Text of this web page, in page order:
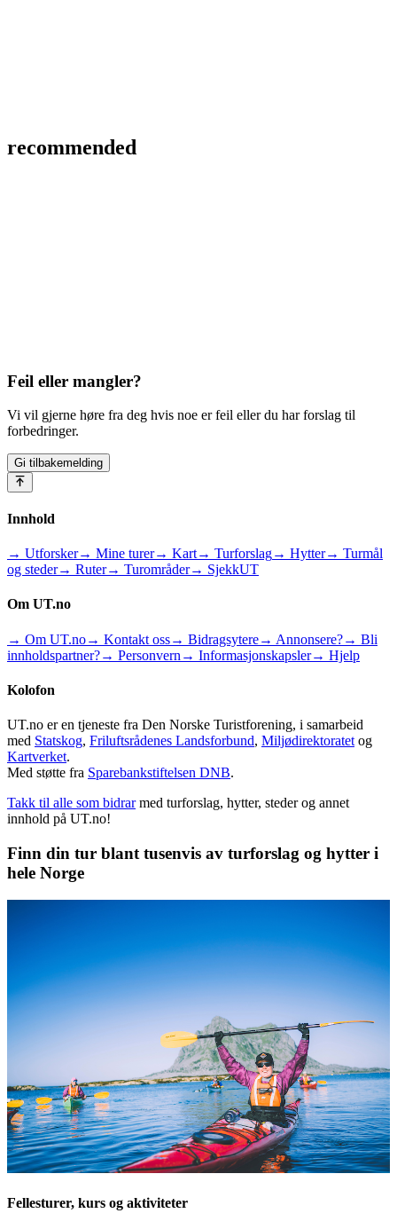
recommended
Feil eller mangler?
Vi vil gjerne høre fra deg hvis noe er feil eller du har forslag til
forbedringer.
Gi tilbakemelding
Innhold
→ Utforsker→ Mine turer→ Kart→ Turforslag→ Hytter→ Turmål
og steder→ Ruter→ Turområder→ SjekkUT
Om UT.no
→ Om UT.no→ Kontakt oss→ Bidragsytere→ Annonsere?→ Bli
innholdspartner?→ Personvern → Informasjonskapsler→ Hjelp
Kolofon
UT.no er en tjeneste fra Den Norske Turistforening, i samarbeid
med Statskog, Friluftsrådenes Landsforbund, Miljødirektoratet og
Kartverket.
Med støtte fra Sparebankstiftelsen DNB.
Takk til alle som bidrar med turforslag, hytter, steder og annet
innhold på UT.no!
Finn din tur blant tusenvis av turforslag og hytter i
hele Norge
Fellesturer, kurs og aktiviteter